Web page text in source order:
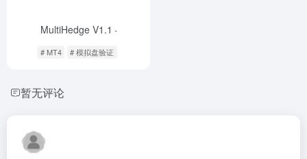
MultiHedge V1.1 -
# MT4 # 模拟盘验证
暂无评论